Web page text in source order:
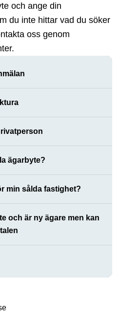
och ange din
du inte hittar vad du söker
oss genom
ägarbyte?
min sålda fastighet?
och är ny ägare men kan